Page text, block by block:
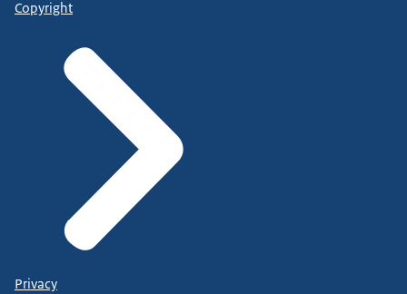
Copyright
Privacy